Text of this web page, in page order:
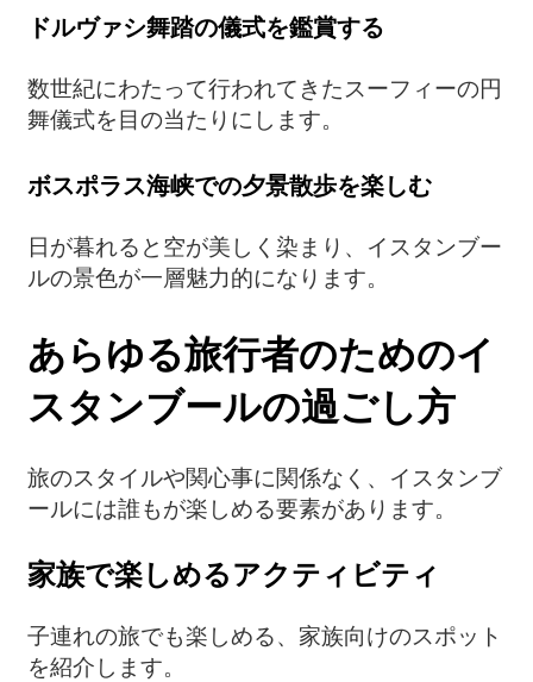
ドルヴァシ舞踏の儀式を鑑賞する
数世紀にわたって行われてきたスーフィーの円
舞儀式を目の当たりにします。
ボスポラス海峡での夕景散歩を楽しむ
日が暮れると空が美しく染まり、イスタンブー
ルの景色が一層魅力的になります。
あらゆる旅行者のためのイ
スタンブールの過ごし方
旅のスタイルや関心事に関係なく、イスタンブ
ールには誰もが楽しめる要素があります。
家族で楽しめるアクティビティ
子連れの旅でも楽しめる、家族向けのスポット
を紹介します。